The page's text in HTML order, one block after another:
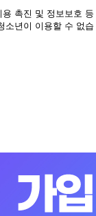
촉진 및 정보보호 등
소년이 이용할 수 없습